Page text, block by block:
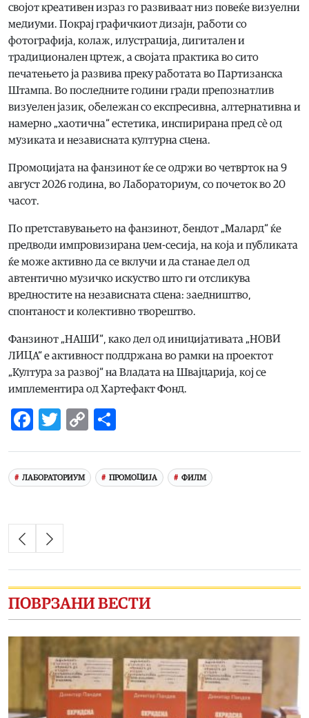
својот креативен израз го развиваат низ повеќе визуелни
медиуми. Покрај графичкиот дизајн, работи со
фотографија, колаж, илустрација, дигитален и
традиционален цртеж, а својата практика во сито
печатењето ја развива преку работата во Партизанска
Штампа. Во последните години гради препознатлив
визуелен јазик, обележан со експресивна, алтернативна и
намерно „хаотична“ естетика, инспирирана пред сè од
музиката и независната културна сцена.
Промоцијата на фанзинот ќе се одржи во четврток на 9
август 2026 година, во Лабораториум, со почеток во 20
часот.
По претставувањето на фанзинот, бендот „Малард“ ќе
предводи импровизирана џем-сесија, на која и публиката
ќе може активно да се вклучи и да станае дел од
автентично музичко искуство што ги отсликува
вредностите на независната сцена: заедништво,
спонтаност и колективно творештво.
Фанзинот „НАШИ“, како дел од иницијативата „НОВИ
ЛИЦА“ е активност поддржана во рамки на проектот
„Култура за развој“ на Владата на Швајцарија, кој се
имплементира од Хартефакт Фонд.
Facebook
Twitter
Copy
ЛАБОРАТОРИУМ ПРОМОЦИЈА ФИЛМ
ПОВРЗАНИ ВЕСТИ